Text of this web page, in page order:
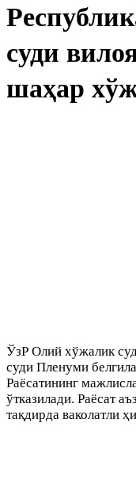
суди
шаҳар
ЎзР Олий хўжалик
суди Пленуми
Раёсатининг
ўтказилади. Раёсат
тақдирда ваколатли